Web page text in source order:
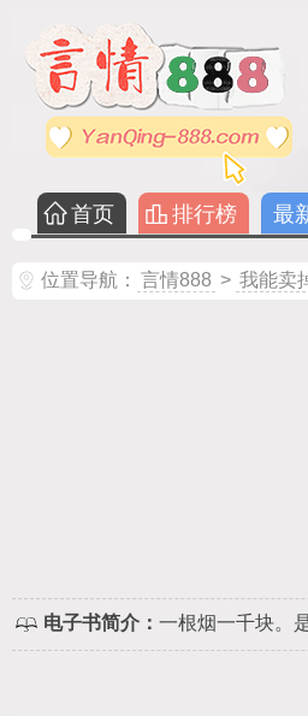
首页 排行榜 最
位置导航： 言情888 > 我能卖
电子书简介： 一根烟一千块。